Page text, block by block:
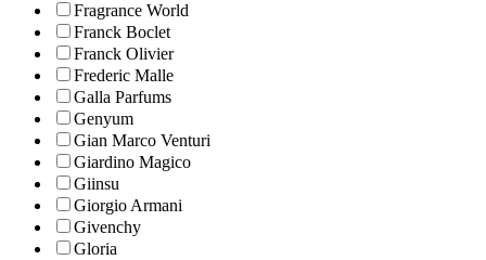
Fragrance World
Franck Boclet
Franck Olivier
Frederic Malle
Galla Parfums
Genyum
Gian Marco Venturi
Giardino Magico
Giinsu
Giorgio Armani
Givenchy
Gloria